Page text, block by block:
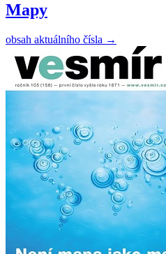
Mapy
obsah aktuálního čísla →